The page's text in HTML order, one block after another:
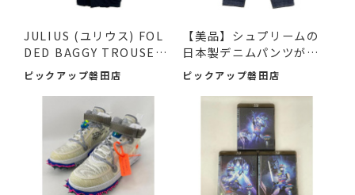
JULIUS (ユリウス) FOL
DED BAGGY TROUSERS
ブラッ...
ピックアップ磐田店
【美品】シュプリームの
日本製デニムパンツが入
荷...
ピックアップ磐田店